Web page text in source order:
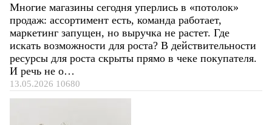
Многие магазины сегодня уперлись в «потолок»
продаж: ассортимент есть, команда работает,
маркетинг запущен, но выручка не растет. Где
искать возможности для роста? В действительности
ресурсы для роста скрыты прямо в чеке покупателя.
И речь не о…
13.05.2026 10680